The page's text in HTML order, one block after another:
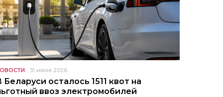
31 июля 2026
Беларуси осталось 1511 квот на
ввоз электромобилей